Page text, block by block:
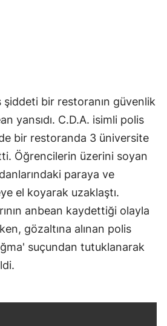
şiddeti bir restoranın güvenlik
yansıdı. C.D.A. isimli polis
bir restoranda 3 üniversite
Öğrencilerin üzerini soyan
paraya ve
el koyarak uzaklaştı.
anbean kaydettiği olayla
gözaltına alınan polis
suçundan tutuklanarak